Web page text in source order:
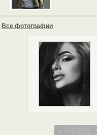
Все фотографии